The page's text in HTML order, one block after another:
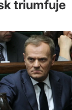
triumfuje